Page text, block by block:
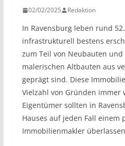
02/02/2025 Redaktion
In Ravensburg leben rund
infrastrukturell bestens
zum Teil von Neubauten und
malerischen Altbauten aus
geprägt sind. Diese
Vielzahl von Gründen immer
Eigentümer sollten in
Hauses auf jeden Fall einem
Immobilienmakler